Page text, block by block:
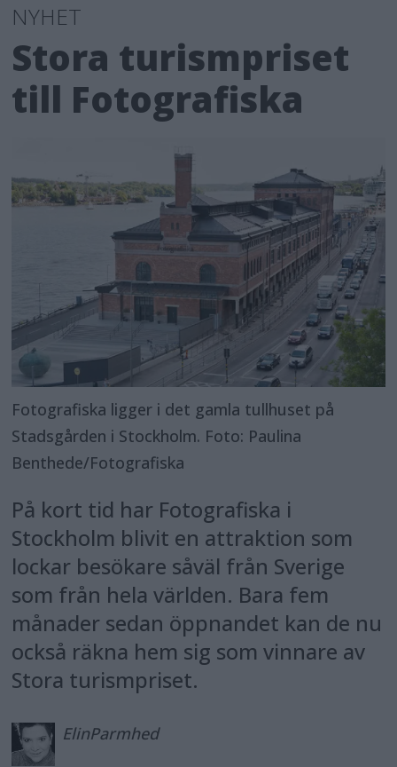
NYHET
Stora turismpriset
till Fotografiska
Fotografiska ligger i det gamla tullhuset på
Stadsgården i Stockholm. Foto: Paulina
Benthede/Fotografiska
På kort tid har Fotografiska i
Stockholm blivit en attraktion som
lockar besökare såväl från Sverige
som från hela världen. Bara fem
månader sedan öppnandet kan de nu
också räkna hem sig som vinnare av
Stora turismpriset.
ElinParmhed